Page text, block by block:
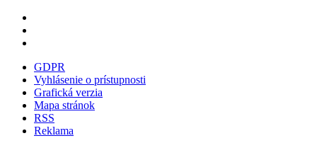
GDPR
Vyhlásenie o prístupnosti
Grafická verzia
Mapa stránok
RSS
Reklama